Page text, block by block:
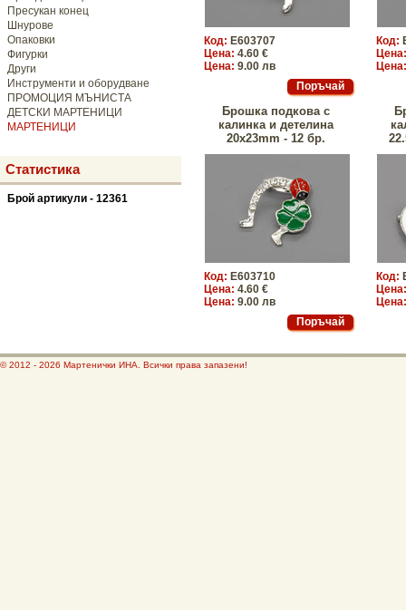
Пресукан конец
Шнурове
Опаковки
Фигурки
Други
Инструменти и оборудване
ПРОМОЦИЯ МЪНИСТА
ДЕТСКИ МАРТЕНИЦИ
МАРТЕНИЦИ
Статистика
Брой артикули - 12361
Код: E603707
Цена: 4.60 €
Цена: 9.00 лв
Код:
Брошка подкова с
калинка и детелина
20x23mm - 12 бр.
Код: E603710
Цена: 4.60 €
Цена: 9.00 лв
Код:
© 2012 - 2026 Мартенички ИНА. Всички права запазени!